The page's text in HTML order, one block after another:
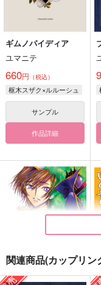
ギムノパイディア
ユマニテ
660円 （税込）
枢木スザク×ルルーシュ
サンプル
作品詳細
関連商品(カップリン